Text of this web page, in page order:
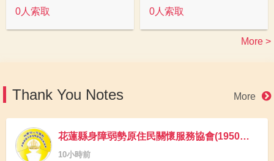
0人索取 0人索取
More >
Thank You Notes More
花蓮縣身障弱勢原住民關懷服務協會(1950食物銀行)
10小時前